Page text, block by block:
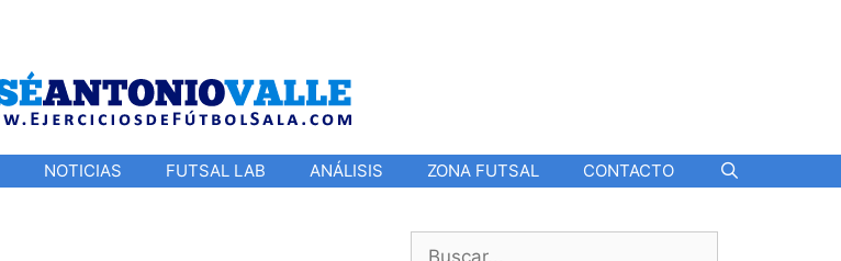
NOTICIAS FUTSAL LAB ANÁLISIS ZONA FUTSAL CONTACTO
Buscar: